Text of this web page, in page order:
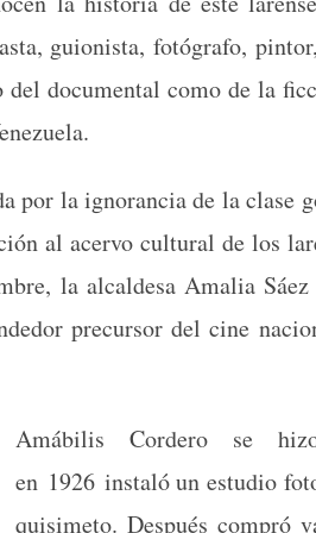
guion­ista, fotó­grafo,
doc­u­men­tal como de la
por la igno­ran­cia de la clase
al acer­vo cul­tur­al de los
la alcalde­sa Amalia
pre­cur­sor del cine
Amá­bilis Cordero se
en 1926 instaló un estu­dio
quisime­to. Después com­pró